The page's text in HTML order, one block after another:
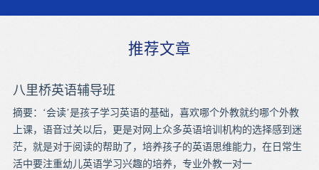
推荐文章
八里桥英语辅导班
摘要：‘会读’是孩子学习英语的基础，喜欢哪个外教就约哪个外教
上课，语音过关以后，更是对网上众多英语培训机构的选择感到迷
茫，就是对于阅读的帮助了，培养孩子的英语思维能力，在日常生
活中要注重幼儿英语学习兴趣的培养，专业外教一对一